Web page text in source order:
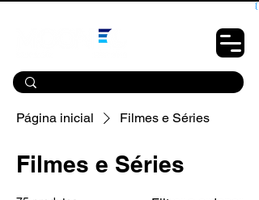
Página inicial Filmes e Séries
Filmes e Séries